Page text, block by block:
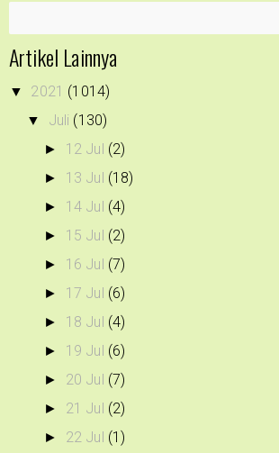
Artikel Lainnya
▼ 2021 (1014)
▼ Juli (130)
► 12 Jul (2)
► 13 Jul (18)
► 14 Jul (4)
► 15 Jul (2)
► 16 Jul (7)
► 17 Jul (6)
► 18 Jul (4)
► 19 Jul (6)
► 20 Jul (7)
► 21 Jul (2)
► 22 Jul (1)